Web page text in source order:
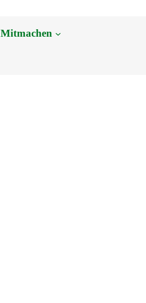
Mitmachen